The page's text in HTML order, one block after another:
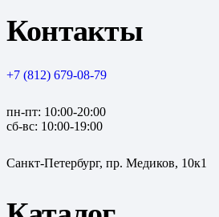
Контакты
+7 (812) 679-08-79
пн-пт: 10:00-20:00
сб-вс: 10:00-19:00
Санкт-Петербург, пр. Медиков, 10к1